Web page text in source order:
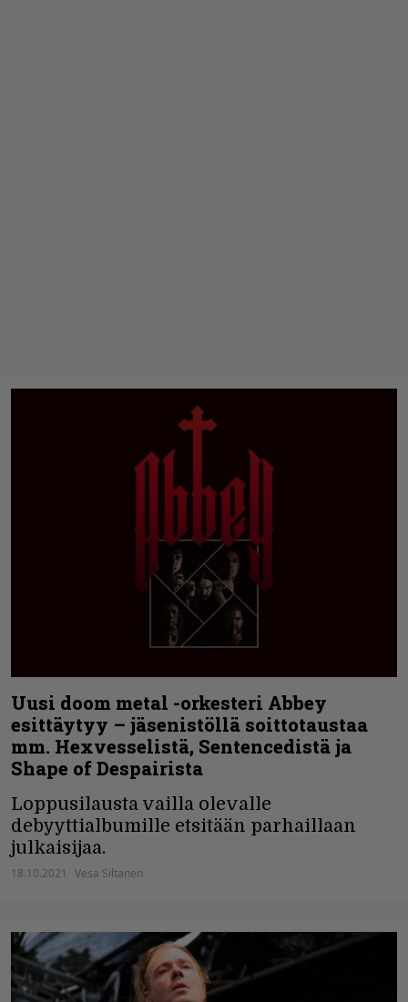
Uusi doom metal -orkesteri Abbey
esittäytyy – jäsenistöllä soittotaustaa
mm. Hexvesselistä, Sentencedistä ja
Shape of Despairista
Loppusilausta vailla olevalle
debyyttialbumille etsitään parhaillaan
julkaisijaa.
18.10.2021 Vesa Siltanen